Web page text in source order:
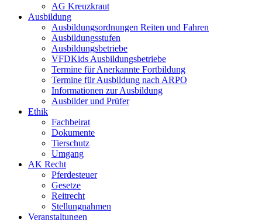
AG Kreuzkraut
Ausbildung
Ausbildungsordnungen Reiten und Fahren
Ausbildungsstufen
Ausbildungsbetriebe
VFDKids Ausbildungsbetriebe
Termine für Anerkannte Fortbildung
Termine für Ausbildung nach ARPO
Informationen zur Ausbildung
Ausbilder und Prüfer
Ethik
Fachbeirat
Dokumente
Tierschutz
Umgang
AK Recht
Pferdesteuer
Gesetze
Reitrecht
Stellungnahmen
Veranstaltungen